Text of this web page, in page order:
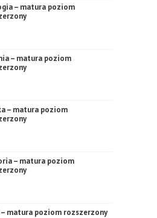
– matura poziom
– matura poziom
– matura poziom
– matura poziom
– matura poziom rozszerzony